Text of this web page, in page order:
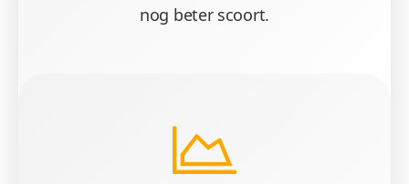
nog beter scoort.